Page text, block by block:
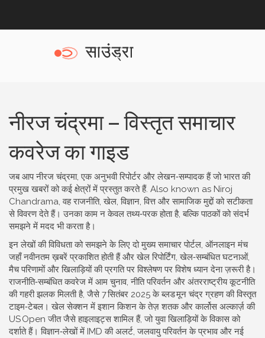
नीरज चंद्रमा – विस्तृत समाचार
कवरेज का गाइड
जब आपनीरज चंद्रमा,एक अनुभवी रिपोर्टर और लेखन‑सम्पादक हैं जो भारत की
प्रमुख खबरों को कई क्षेत्रों में प्रस्तुत करते हैं. Also known as Niroj
Chandrama, वह राजनीति, खेल, विज्ञान, वित्त और सामाजिक मुद्दों को सटीकता
से विवरण देते हैं। उनका काम न केवल तथ्य‑परक होता है, बल्कि पाठकों को संदर्भ
समझने में मदद भी करता है।
इन लेखों की विविधता को समझने के लिए दो मुख्यसमाचार पोर्टल, ऑनलाइन मंच
जहाँ नवीनतम ख़बरें प्रकाशित होती हैंऔरखेल रिपोर्टिंग,खेल‑सम्बंधित घटनाओं,
मैच परिणामों और खिलाड़ियों की प्रगति पर विश्लेषणपर विशेष ध्यान देना ज़रूरी है।
राजनीति‑सम्बंधित कवरेज में आम चुनाव, नीति परिवर्तन और अंतरराष्ट्रीय कूटनीति
की गहरी झलक मिलती है, जैसे 7 सितंबर 2025 के ब्लड मून चंद्र ग्रहण की विस्तृत
टाइम‑टेबल। खेल सेक्शन में इशान किशन के तेज़ शतक और कार्लोस अल्कार्ज़ की
US Open जीत जैसे हाइलाइट्स शामिल हैं, जो युवा खिलाड़ियों के विकास को
दर्शाते हैं। विज्ञान‑लेखों में IMD की अलर्ट, जलवायु परिवर्तन के प्रभाव और नई